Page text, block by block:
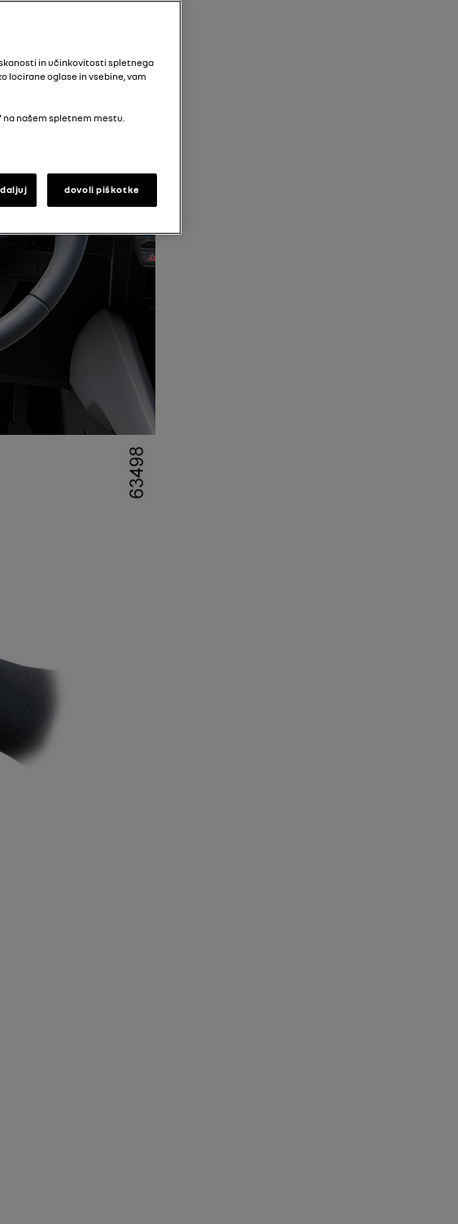
in učinkovitosti spletnega
locirane oglase in vsebine, vam
na našem spletnem mestu.
dovoli piškotke